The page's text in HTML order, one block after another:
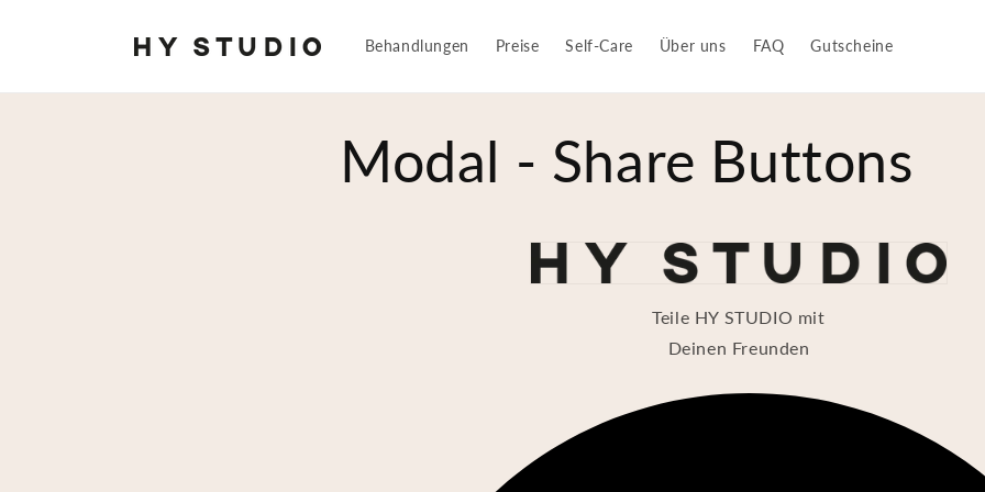
Behandlungen Preise Self-Care Über uns FAQ Gutscheine
Modal - Share Buttons
Teile HY STUDIO mit
Deinen Freunden